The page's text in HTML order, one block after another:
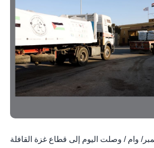
في 23 نوفمبر/ وام / وصلت اليوم إلى قطاع غزة القافلة